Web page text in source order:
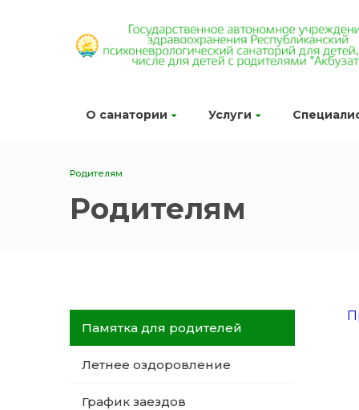
О санатории Услуги
Родителям
Родителям
Памятка для родителей
Летнее оздоровление
График заездов